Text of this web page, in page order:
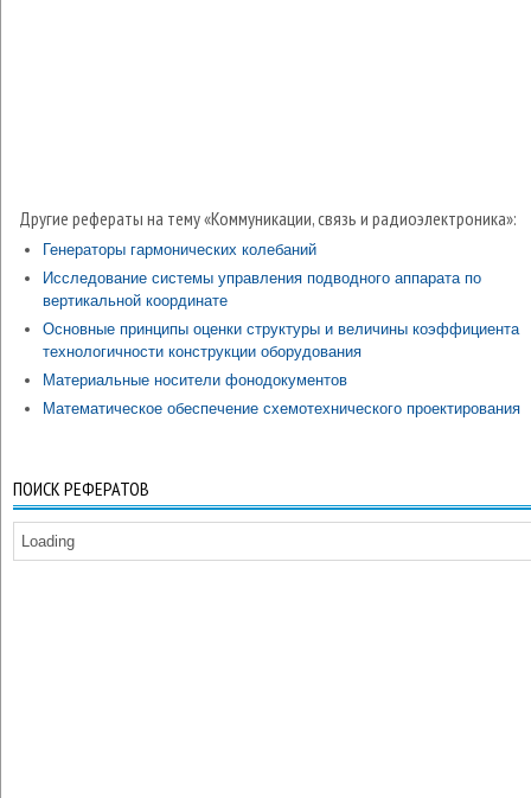
Другие рефераты на тему «Коммуникации, связь и радиоэлектроника»:
Генераторы гармонических колебаний
Исследование системы управления подводного аппарата по
вертикальной координате
Основные принципы оценки структуры и величины коэффициента
технологичности конструкции оборудования
Материальные носители фонодокументов
Математическое обеспечение схемотехнического проектирования
ПОИСК РЕФЕРАТОВ
Loading